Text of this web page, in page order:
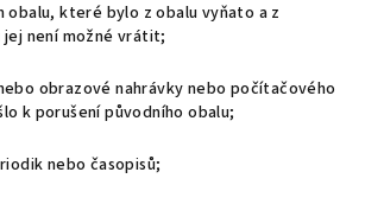
obalu, které bylo z obalu vyňato a z
není možné vrátit;
obrazové nahrávky nebo počítačového
k porušení původního obalu;
nebo časopisů;